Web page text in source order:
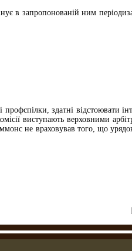
в запропонованій ним
профспілки, здатні відстоювати
виступають верховними
не враховував того, що